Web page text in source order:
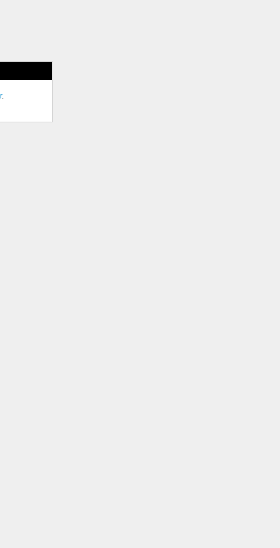
.